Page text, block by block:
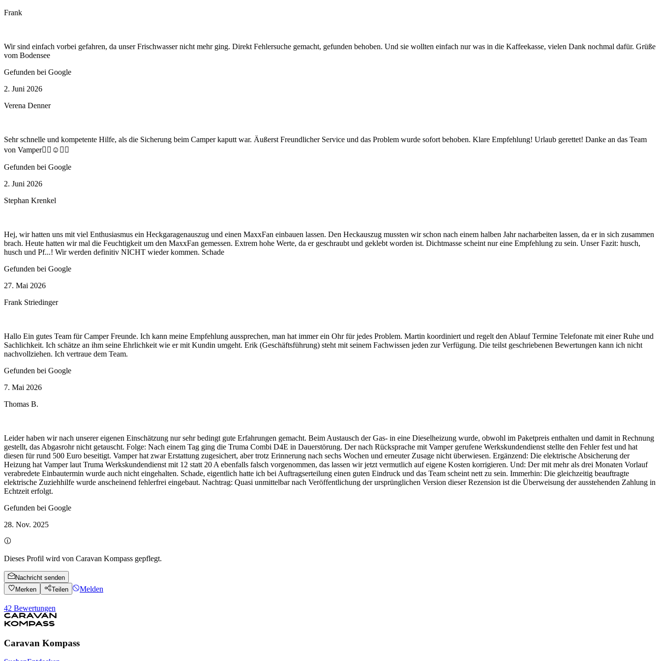
Frank
Wir sind einfach vorbei gefahren, da unser Frischwasser nicht mehr ging. Direkt Fehlersuche gemacht, gefunden behoben. Und sie wollten einfach nur was in die Kaffeekasse, vielen Dank nochmal dafür. Grüße
vom Bodensee
Gefunden bei Google
2. Juni 2026
Verena Denner
Sehr schnelle und kompetente Hilfe, als die Sicherung beim Camper kaputt war. Äußerst Freundlicher Service und das Problem wurde sofort behoben. Klare Empfehlung! Urlaub gerettet! Danke an das Team
von Vamper👍🏻☺️👌🏻
Gefunden bei Google
2. Juni 2026
Stephan Krenkel
Hej, wir hatten uns mit viel Enthusiasmus ein Heckgaragenauszug und einen MaxxFan einbauen lassen. Den Heckauszug mussten wir schon nach einem halben Jahr nacharbeiten lassen, da er in sich zusammen
brach. Heute hatten wir mal die Feuchtigkeit um den MaxxFan gemessen. Extrem hohe Werte, da er geschraubt und geklebt worden ist. Dichtmasse scheint nur eine Empfehlung zu sein. Unser Fazit: husch,
husch und Pf...! Wir werden definitiv NICHT wieder kommen. Schade
Gefunden bei Google
27. Mai 2026
Frank Striedinger
Hallo Ein gutes Team für Camper Freunde. Ich kann meine Empfehlung aussprechen, man hat immer ein Ohr für jedes Problem. Martin koordiniert und regelt den Ablauf Termine Telefonate mit einer Ruhe und
Sachlichkeit. Ich schätze an ihm seine Ehrlichkeit wie er mit Kundin umgeht. Erik (Geschäftsführung) steht mit seinem Fachwissen jeden zur Verfügung. Die teilst geschriebenen Bewertungen kann ich nicht
nachvollziehen. Ich vertraue dem Team.
Gefunden bei Google
7. Mai 2026
Thomas B.
Leider haben wir nach unserer eigenen Einschätzung nur sehr bedingt gute Erfahrungen gemacht. Beim Austausch der Gas- in eine Dieselheizung wurde, obwohl im Paketpreis enthalten und damit in Rechnung
gestellt, das Abgasrohr nicht getauscht. Folge: Nach einem Tag ging die Truma Combi D4E in Dauerstörung. Der nach Rücksprache mit Vamper gerufene Werkskundendienst stellte den Fehler fest und hat
diesen für rund 500 Euro beseitigt. Vamper hat zwar Erstattung zugesichert, aber trotz Erinnerung nach sechs Wochen und erneuter Zusage nicht überwiesen. Ergänzend: Die elektrische Absicherung der
Heizung hat Vamper laut Truma Werkskundendienst mit 12 statt 20 A ebenfalls falsch vorgenommen, das lassen wir jetzt vermutlich auf eigene Kosten korrigieren. Und: Der mit mehr als drei Monaten Vorlauf
verabredete Einbautermin wurde auch nicht eingehalten. Schade, eigentlich hatte ich bei Auftragserteilung einen guten Eindruck und das Team scheint nett zu sein. Immerhin: Die gleichzeitig beauftragte
elektrische Zuziehhilfe wurde anscheinend fehlerfrei eingebaut. Nachtrag: Quasi unmittelbar nach Veröffentlichung der ursprünglichen Version dieser Rezension ist die Überweisung der ausstehenden Zahlung in
Echtzeit erfolgt.
Gefunden bei Google
28. Nov. 2025
Dieses Profil wird von Caravan Kompass gepflegt.
Nachricht senden
Merken
Teilen Melden
42 Bewertungen
Caravan Kompass